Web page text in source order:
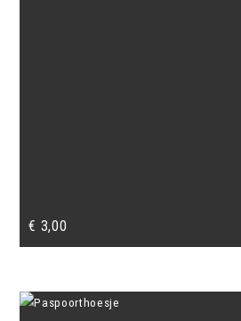
€ 3,00